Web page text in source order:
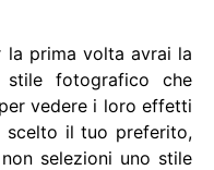
la prima volta avrai la
fotografico che
vedere i loro effetti
scelto il tuo preferito,
selezioni uno stile